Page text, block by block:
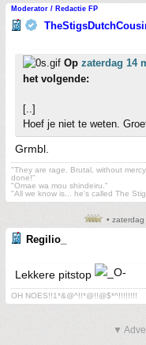
Moderator / Redactie FP
Op zaterdag 14
het volgende:
[..]
Hoef je niet te weten.
Grmbl.
"They are rage. Brutal, without
done!"
"Omae wa mou shindeiru."
"All we know is... he's called The
•
Regilio_
Lekkere pitstop
OH NOES!!1*&@^!!*@!!@$*^!!!!!!!!
▼